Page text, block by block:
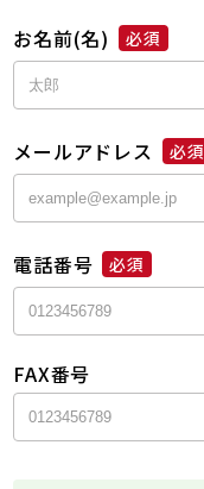
お名前(名) 必須
メールアドレス 必須
電話番号 必須
FAX番号